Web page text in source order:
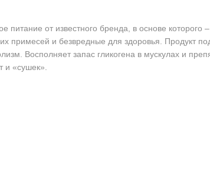
питание от известного бренда, в основе
примесей и безвредные для здоровья. Продукт
Восполняет запас гликогена в мускулах и
и «сушек».